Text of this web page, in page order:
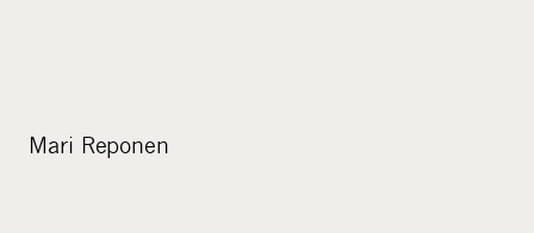
Mari Reponen